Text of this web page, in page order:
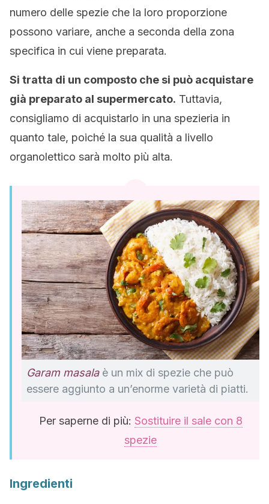
numero delle spezie che la loro proporzione
possono variare, anche a seconda della zona
specifica in cui viene preparata.
Si tratta di un composto che si può acquistare
già preparato al supermercato. Tuttavia,
consigliamo di acquistarlo in una spezieria in
quanto tale, poiché la sua qualità a livello
organolettico sarà molto più alta.
Garam masalaè un mix di spezie che può
essere aggiunto a un’enorme varietà di piatti.
Per saperne di più: Sostituire il sale con 8
spezie
Ingredienti